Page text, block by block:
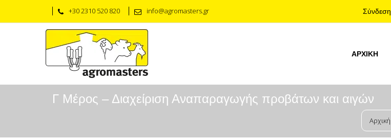
+30 2310 520 820 info@agromasters.gr Σύνδεση
ΑΡΧΙΚΉ
Γ Μέρος – Διαχείριση Αναπαραγωγής προβάτων και αιγών
Αρχική